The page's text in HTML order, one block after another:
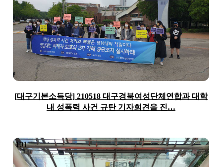
[대구기본소득당] 210518 대구경북여성단체연합과 대학
내 성폭력 사건 규탄 기자회견을 진…
101